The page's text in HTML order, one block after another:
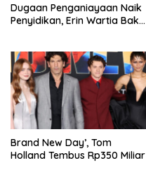
Dugaan Penganiayaan Naik
Penyidikan, Erin Wartia Bakal
Brand New Day’, Tom
Holland Tembus Rp350 Miliar